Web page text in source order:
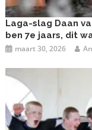
Laga-slag Daan
ben 7e jaars, dit
maart 30, 2026